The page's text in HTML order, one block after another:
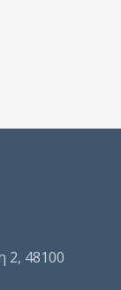
2, 48100